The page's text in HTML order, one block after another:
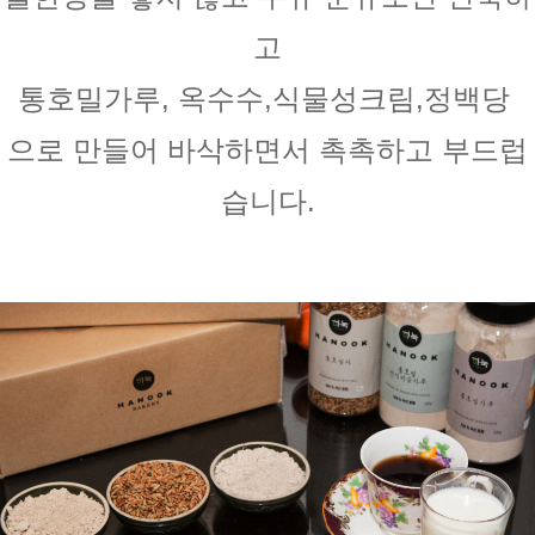
고
통호밀가루, 옥수수,식물성크림,정백당
으로 만들어 바삭하면서 촉촉하고 부드럽
습니다.